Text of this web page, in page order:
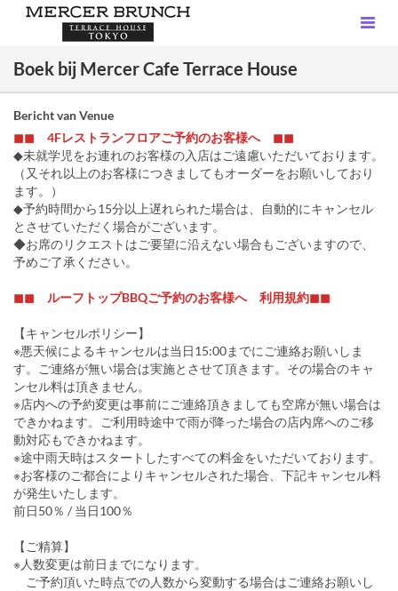
Boek bij Mercer Cafe Terrace House
Bericht van Venue
◼︎◼︎ 4Fレストランフロアご予約のお客様へ ◼︎◼︎
◆未就学児をお連れのお客様の入店はご遠慮いただいております。
（又それ以上のお客様につきましてもオーダーをお願いしており
ます。）
◆予約時間から15分以上遅れられた場合は、自動的にキャンセル
とさせていただく場合がございます。
◆お席のリクエストはご要望に沿えない場合もございますので、
予めご了承ください。
◼︎◼︎ ルーフトップBBQご予約のお客様へ 利用規約◼︎◼︎
【キャンセルポリシー】
※悪天候によるキャンセルは当日15:00までにご連絡お願いしま
す。ご連絡が無い場合は実施とさせて頂きます。その場合のキャ
ンセル料は頂きません。
※店内への予約変更は事前にご連絡頂きましても空席が無い場合は
できかねます。ご利用時途中で雨が降った場合の店内席へのご移
動対応もできかねます。
※途中雨天時はスタートしたすべての料金をいただいております。
※お客様のご都合によりキャンセルされた場合、下記キャンセル料
が発生いたします。
前日50％ / 当日100％
【ご精算】
※人数変更は前日までになります。
ご予約頂いた時点での人数から変動する場合はご連絡お願いし